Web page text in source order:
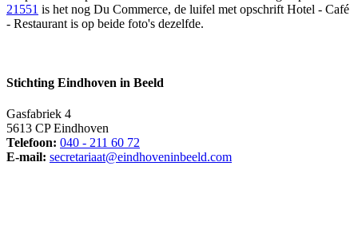
21551 is het nog Du Commerce, de luifel met opschrift Hotel - Café
- Restaurant is op beide foto's dezelfde.
Stichting Eindhoven in Beeld
Gasfabriek 4
5613 CP Eindhoven
Telefoon: 040 - 211 60 72
E-mail: secretariaat@eindhoveninbeeld.com